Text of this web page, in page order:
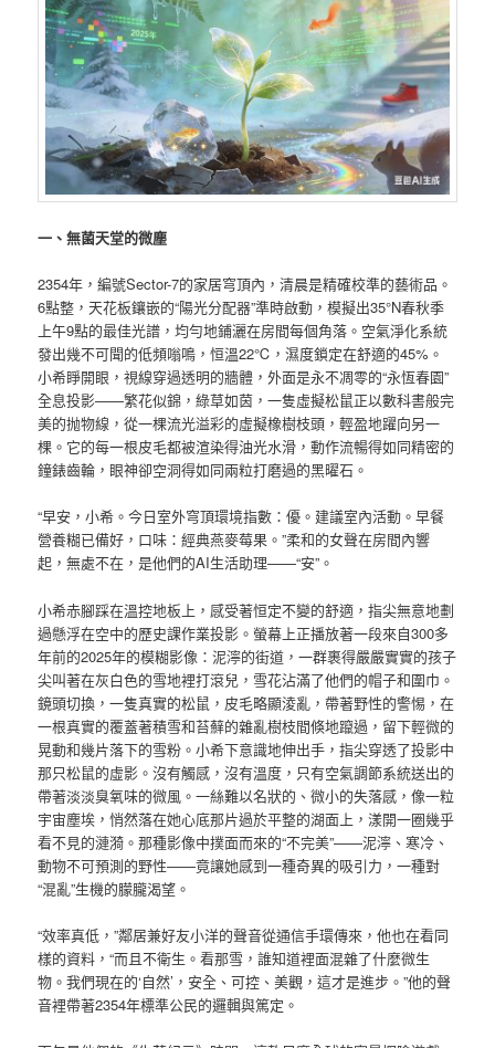
一、無菌天堂的微塵
2354年，編號Sector-7的家居穹頂內，清晨是精確校準的藝術品。
6點整，天花板鑲嵌的“陽光分配器”準時啟動，模擬出35°N春秋季
上午9點的最佳光譜，均勻地鋪灑在房間每個角落。空氣淨化系統
發出幾不可聞的低頻嗡鳴，恒溫22℃，濕度鎖定在舒適的45%。
小希睜開眼，視線穿過透明的牆體，外面是永不凋零的“永恆春園”
全息投影——繁花似錦，綠草如茵，一隻虛擬松鼠正以數科書般完
美的抛物線，從一棵流光溢彩的虛擬橡樹枝頭，輕盈地躍向另一
棵。它的每一根皮毛都被渲染得油光水滑，動作流暢得如同精密的
鐘錶齒輪，眼神卻空洞得如同兩粒打磨過的黑曜石。
“早安，小希。今日室外穹頂環境指數：優。建議室內活動。早餐
營養糊已備好，口味：經典燕麥莓果。”柔和的女聲在房間內響
起，無處不在，是他們的AI生活助理——“安”。
小希赤腳踩在溫控地板上，感受著恒定不變的舒適，指尖無意地劃
過懸浮在空中的歷史課作業投影。螢幕上正播放著一段來自300多
年前的2025年的模糊影像：泥濘的街道，一群裹得嚴嚴實實的孩子
尖叫著在灰白色的雪地裡打滾兒，雪花沾滿了他們的帽子和圍巾。
鏡頭切換，一隻真實的松鼠，皮毛略顯淩亂，帶著野性的警惕，在
一根真實的覆蓋著積雪和苔蘚的雜亂樹枝間倏地躥過，留下輕微的
晃動和幾片落下的雪粉。小希下意識地伸出手，指尖穿透了投影中
那只松鼠的虛影。沒有觸感，沒有溫度，只有空氣調節系統送出的
帶著淡淡臭氧味的微風。一絲難以名狀的、微小的失落感，像一粒
宇宙塵埃，悄然落在她心底那片過於平整的湖面上，漾開一圈幾乎
看不見的漣漪。那種影像中撲面而來的“不完美”——泥濘、寒冷、
動物不可預測的野性——竟讓她感到一種奇異的吸引力，一種對
“混亂”生機的朦朧渴望。
“效率真低，”鄰居兼好友小洋的聲音從通信手環傳來，他也在看同
樣的資料，“而且不衛生。看那雪，誰知道裡面混雜了什麼微生
物。我們現在的‘自然’，安全、可控、美觀，這才是進步。”他的聲
音裡帶著2354年標準公民的邏輯與篤定。